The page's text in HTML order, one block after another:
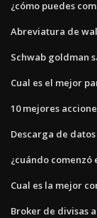
¿cómo puedes
Abreviatura de
Schwab goldman
Cual es el mejor
10 mejores
Descarga de
¿cuándo comenzó
Cual es la mejor
Broker de divisas